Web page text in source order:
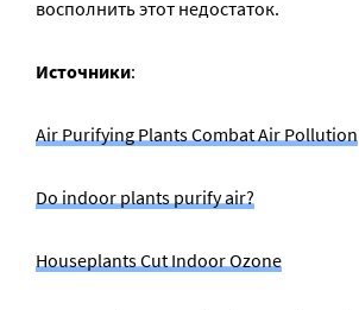
восполнить этот недостаток.
Источники:
Air Purifying Plants Combat Air Pollution
Do indoor plants purify air?
Houseplants Cut Indoor Ozone